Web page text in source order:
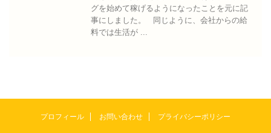
グを始めて稼げるようになったことを元に記
事にしました。 同じように、会社からの給
料では生活が ...
プロフィール お問い合わせ プライバシーポリシー